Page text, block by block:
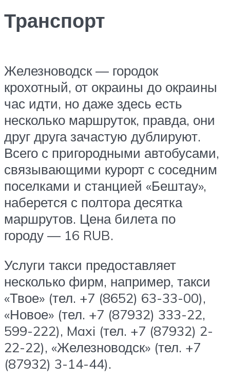
Транспорт
Железноводск — городок
крохотный, от окраины до окраины
час идти, но даже здесь есть
несколько маршруток, правда, они
друг друга зачастую дублируют.
Всего с пригородными автобусами,
связывающими курорт с соседним
поселками и станцией «Бештау»,
наберется с полтора десятка
маршрутов. Цена билета по
городу — 16 RUB.
Услуги такси предоставляет
несколько фирм, например, такси
«Твое» (тел. +7 (8652) 63-33-00),
«Новое» (тел. +7 (87932) 333-22,
599-222), Maxi (тел. +7 (87932) 2-
22-22), «Железноводск» (тел. +7
(87932) 3-14-44).